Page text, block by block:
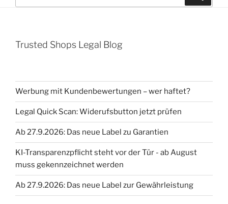
Trusted Shops Legal Blog
Werbung mit Kundenbewertungen – wer haftet?
Legal Quick Scan: Widerufsbutton jetzt prüfen
Ab 27.9.2026: Das neue Label zu Garantien
KI-Transparenzpflicht steht vor der Tür - ab August
muss gekennzeichnet werden
Ab 27.9.2026: Das neue Label zur Gewährleistung